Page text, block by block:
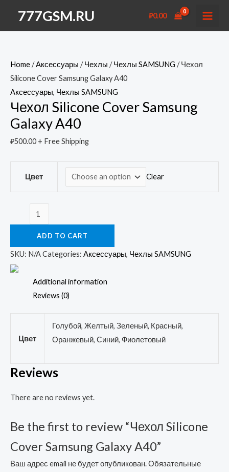
содержимому
777GSM.RU ₽0.00
Home/Аксессуары /Чехлы /Чехлы SAMSUNG / Чехол
Silicone Cover Samsung Galaxy A40
Аксессуары, Чехлы SAMSUNG
Чехол Silicone Cover Samsung
Galaxy A40
₽500.00 + Free Shipping
Цвет Clear
Silicone
Samsung
Galaxy
quantity
ADD TO CART
SKU: N/ACategories: Аксессуары, Чехлы SAMSUNG
Additional information
Reviews (0)
Цвет
Голубой, Желтый, Зеленый, Красный,
Оранжевый, Синий, Фиолетовый
Reviews
There are no reviews yet.
Be the first to review “Чехол Silicone
Cover Samsung Galaxy A40”
Ваш адрес email не будет опубликован.Обязательные